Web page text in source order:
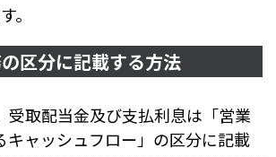
。
区分に記載する方法
受取配当金及び支払利息は「営業
キャッシュフロー」の区分に記載